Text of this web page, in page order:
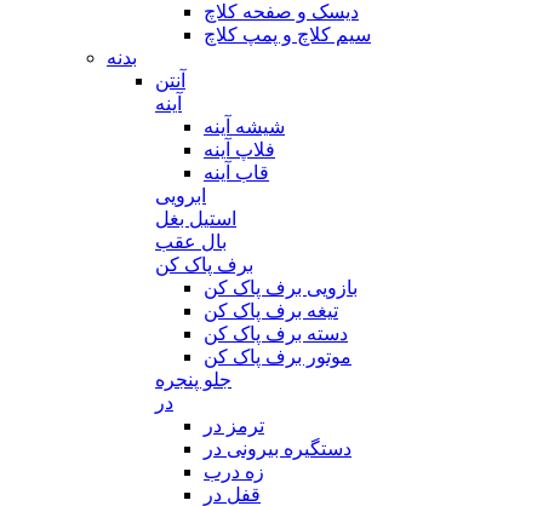
دیسک و صفحه کلاچ
سیم کلاچ و پمپ کلاچ
بدنه
آنتن
آینه
شیشه آینه
فلاپ آینه
قاب آینه
ابرویی
استیل بغل
بال عقب
برف پاک کن
بازویی برف پاک کن
تیغه برف پاک کن
دسته برف پاک کن
موتور برف پاک کن
جلو پنجره
در
ترمز در
دستگیره بیرونی در
زه درب
قفل در